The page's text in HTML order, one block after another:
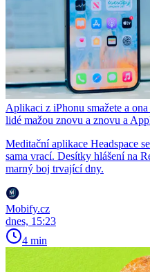
Aplikaci z iPhonu smažete a
lidé mažou znovu a znovu a
Meditační aplikace Headspace
sama vrací. Desítky hlášení na
marný boj trvající dny.
Mobify.cz
dnes, 15:23
4 min